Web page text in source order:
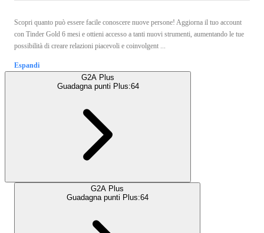
Scopri quanto può essere facile conoscere nuove persone! Aggiorna il tuo account
con Tinder Gold 6 mesi e ottieni accesso a tanti nuovi strumenti, aumentando le tue
possibilità di creare relazioni piacevoli e coinvolgent ...
Espandi
G2A Plus
Guadagna punti Plus:64
G2A Plus
Guadagna punti Plus:64